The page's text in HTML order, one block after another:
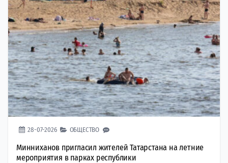
28-07-2026 ОБЩЕСТВО
Минниханов пригласил жителей Татарстана на летние
мероприятия в парках республики